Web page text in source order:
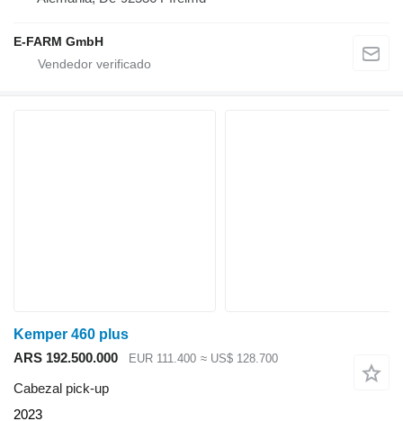
E-FARM GmbH
Kemper 460 plus
ARS 192.500.000
EUR 111.400 ≈ US$ 128.700
Cabezal pick-up
2023